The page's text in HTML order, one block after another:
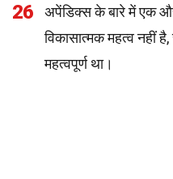
26
अपेंडिक्स के बारे में एक
विकासात्मक महत्व नहीं
महत्वपूर्ण था।